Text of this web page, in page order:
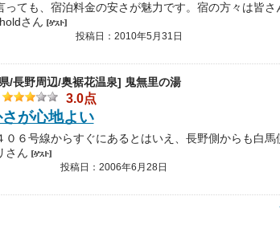
さん
投稿日：2010年5月31日
/長野周辺/奥裾花温泉] 鬼無里の湯
3.0点
が心地よい
さん
投稿日：2006年6月28日